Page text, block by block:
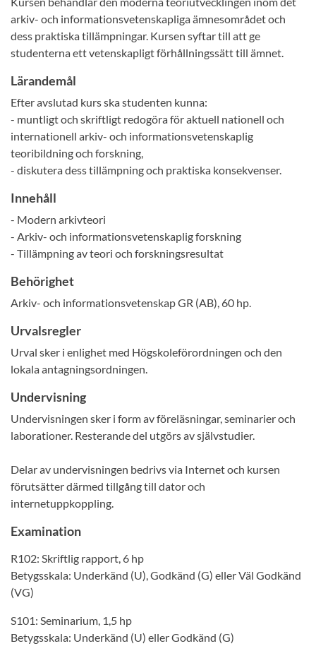
arkiv- och informationsvetenskapliga ämnesområdet och
dess praktiska tillämpningar. Kursen syftar till att ge
studenterna ett vetenskapligt förhållningssätt till ämnet.
Lärandemål
Efter avslutad kurs ska studenten kunna:
- muntligt och skriftligt redogöra för aktuell nationell och
internationell arkiv- och informationsvetenskaplig
teoribildning och forskning,
- diskutera dess tillämpning och praktiska konsekvenser.
Innehåll
- Modern arkivteori
- Arkiv- och informationsvetenskaplig forskning
- Tillämpning av teori och forskningsresultat
Behörighet
Arkiv- och informationsvetenskap GR (AB), 60 hp.
Urvalsregler
Urval sker i enlighet med Högskoleförordningen och den
lokala antagningsordningen.
Undervisning
Undervisningen sker i form av föreläsningar, seminarier och
laborationer. Resterande del utgörs av självstudier.
Delar av undervisningen bedrivs via Internet och kursen
förutsätter därmed tillgång till dator och
internetuppkoppling.
Examination
R102: Skriftlig rapport, 6 hp
Betygsskala: Underkänd (U), Godkänd (G) eller Väl Godkänd
(VG)
S101: Seminarium, 1,5 hp
Betygsskala: Underkänd (U) eller Godkänd (G)